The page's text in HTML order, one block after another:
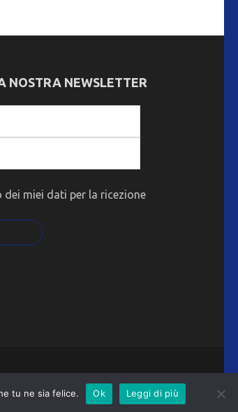
NOSTRA NEWSLETTER
miei dati per la ricezione
tu ne sia felice. Ok Leggi di più